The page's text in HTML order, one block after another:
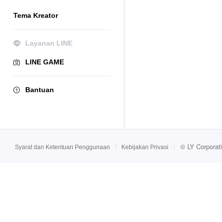
Tema Kreator
Layanan LINE
LINE GAME
Bantuan
Syarat dan Ketentuan Penggunaan Kebijakan Privasi © LY